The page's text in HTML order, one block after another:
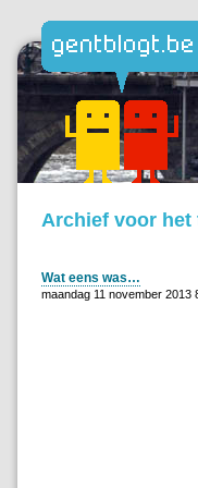
Archief voor
Wat eens was…
maandag 11 november 2013